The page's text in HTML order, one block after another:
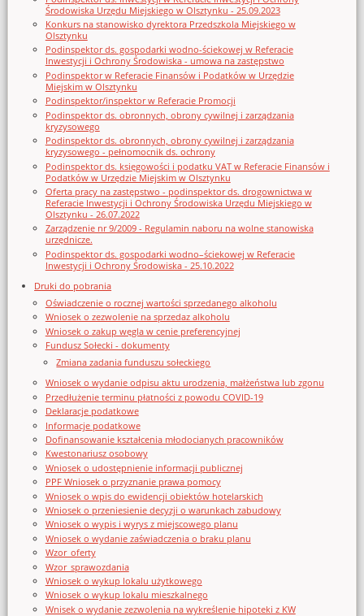
Środowiska Urzędu Miejskiego w Olsztynku - 25.09.2023
Konkurs na stanowisko dyrektora Przedszkola Miejskiego w
Olsztynku
Podinspektor ds. gospodarki wodno-ściekowej w Referacie
Inwestycji i Ochrony Środowiska - umowa na zastępstwo
Podinspektor w Referacie Finansów i Podatków w Urzędzie
Miejskim w Olsztynku
Podinspektor/inspektor w Referacie Promocji
Podinspektor ds. obronnych, obrony cywilnej i zarządzania
kryzysowego
Podinspektor ds. obronnych, obrony cywilnej i zarządzania
kryzysowego - pełnomocnik ds. ochrony
Podinspektor ds. księgowości i podatku VAT w Referacie Finansów i
Podatków w Urzędzie Miejskim w Olsztynku
Oferta pracy na zastępstwo - podinspektor ds. drogownictwa w
Referacie Inwestycji i Ochrony Środowiska Urzędu Miejskiego w
Olsztynku - 26.07.2022
Zarządzenie nr 9/2009 - Regulamin naboru na wolne stanowiska
urzędnicze.
Podinspektor ds. gospodarki wodno–ściekowej w Referacie
Inwestycji i Ochrony Środowiska - 25.10.2022
Druki do pobrania
Oświadczenie o rocznej wartości sprzedanego alkoholu
Wniosek o zezwolenie na sprzedaz alkoholu
Wniosek o zakup węgla w cenie preferencyjnej
Fundusz Sołecki - dokumenty
Zmiana zadania funduszu sołeckiego
Wniosek o wydanie odpisu aktu urodzenia, małżeństwa lub zgonu
Przedłużenie terminu płatności z powodu COVID-19
Deklaracje podatkowe
Informacje podatkowe
Dofinansowanie kształcenia młodocianych pracowników
Kwestonariusz osobowy
Wniosek o udostępnienie informacji publicznej
PPF Wniosek o przyznanie prawa pomocy
Wniosek o wpis do ewidencji obiektów hotelarskich
Wniosek o przeniesienie decyzji o warunkach zabudowy
Wniosek o wypis i wyrys z miejscowego planu
Wniosek o wydanie zaświadczenia o braku planu
Wzor_oferty
Wzor_sprawozdania
Wniosek o wykup lokalu użytkowego
Wniosek o wykup lokalu mieszkalnego
Wnisek o wydanie zezwolenia na wykreślenie hipoteki z KW